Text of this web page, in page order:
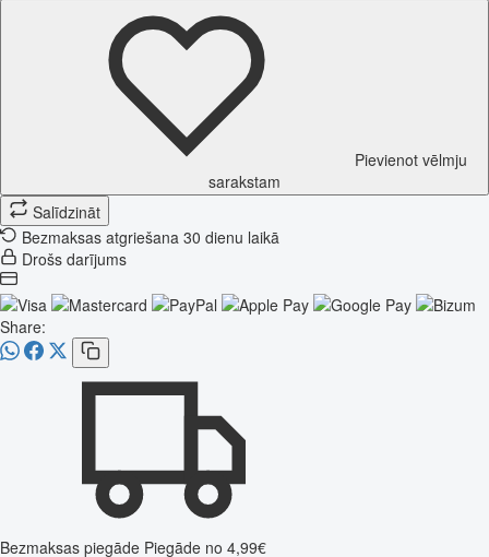
Pievienot vēlmju
sarakstam
Salīdzināt
Bezmaksas atgriešana 30 dienu laikā
Drošs darījums
Share:
Bezmaksas piegāde Piegāde no 4,99€